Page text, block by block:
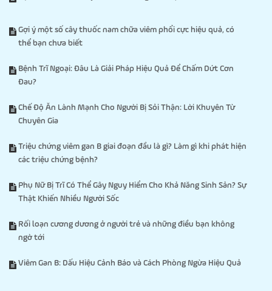
Gợi ý một số cây thuốc nam chữa viêm phổi cực hiệu quả, có
thể bạn chưa biết
Bệnh Trĩ Ngoại: Đâu Là Giải Pháp Hiệu Quả Để Chấm Dứt Cơn
Đau?
Chế Độ Ăn Lành Mạnh Cho Người Bị Sỏi Thận: Lời Khuyên Từ
Chuyên Gia
Triệu chứng viêm gan B giai đoạn đầu là gì? Làm gì khi phát hiện
các triệu chứng bệnh?
Phụ Nữ Bị Trĩ Có Thể Gây Nguy Hiểm Cho Khả Năng Sinh Sản? Sự
Thật Khiến Nhiều Người Sốc
Rối loạn cương dương ở người trẻ và những điều bạn không
ngờ tới
Viêm Gan B: Dấu Hiệu Cảnh Báo và Cách Phòng Ngừa Hiệu Quả